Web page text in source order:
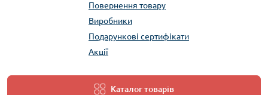
Повернення товару
Виробники
Подарункові сертифікати
Акції
Каталог товарів